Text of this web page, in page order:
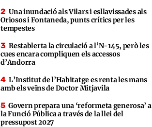
Una inundació als Vilars i esllavissades als
Oriosos i Fontaneda, punts crítics per les
tempestes
Restablerta la circulació a l’N-145, però les
cues encara compliquen els accessos
d’Andorra
L’Institut de l’Habitatge es renta les mans
amb els veïns de Doctor Mitjavila
Govern prepara una ‘reformeta generosa’ a
la Funció Pública a través de la llei del
pressupost 2027